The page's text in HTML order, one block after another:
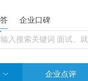
企业口碑
企业点评